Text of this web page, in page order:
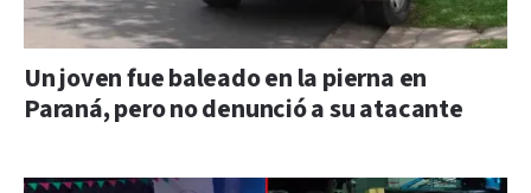
Un joven fue baleado en la pierna en
Paraná, pero no denunció a su atacante